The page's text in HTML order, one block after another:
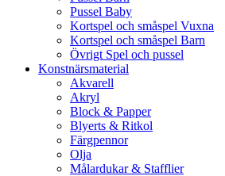
Pussel Baby
Kortspel och småspel Vuxna
Kortspel och småspel Barn
Övrigt Spel och pussel
Konstnärsmaterial
Akvarell
Akryl
Block & Papper
Blyerts & Ritkol
Färgpennor
Olja
Målardukar & Stafflier